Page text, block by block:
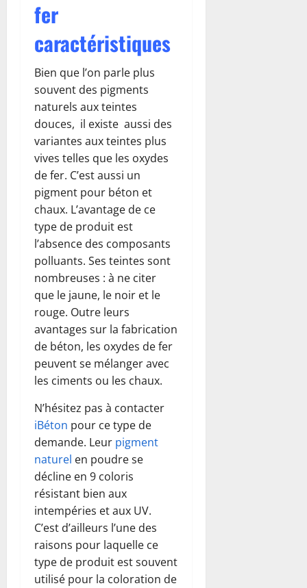
fer
caractéristiques
Bien que l’on parle plus
souvent des pigments
naturels aux teintes
douces, il existe aussi des
variantes aux teintes plus
vives telles que les oxydes
de fer. C’est aussi un
pigment pour béton et
chaux. L’avantage de ce
type de produit est
l’absence des composants
polluants. Ses teintes sont
nombreuses : à ne citer
que le jaune, le noir et le
rouge. Outre leurs
avantages sur la fabrication
de béton, les oxydes de fer
peuvent se mélanger avec
les ciments ou les chaux.
N’hésitez pas à contacter
iBéton pour ce type de
demande. Leur pigment
naturel en poudre se
décline en 9 coloris
résistant bien aux
intempéries et aux UV.
C’est d’ailleurs l’une des
raisons pour laquelle ce
type de produit est souvent
utilisé pour la coloration de